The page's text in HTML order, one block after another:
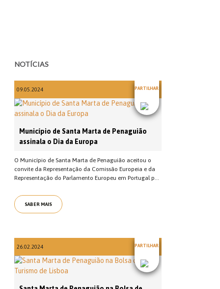
NOTÍCIAS
09.05.2024 PARTILHAR
Município de Santa Marta de Penaguião
assinala o Dia da Europa
O Município de Santa Marta de Penaguião aceitou o
convite da Representação da Comissão Europeia e da
Representação do Parlamento Europeu em Portugal p...
SABER MAIS
26.02.2024 PARTILHAR